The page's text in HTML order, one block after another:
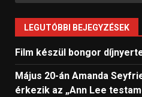
LEGUTÓBBI BEJEGYZÉSEK
Film készül bongor
Május 20-án Amanda
érkezik az „Ann Lee